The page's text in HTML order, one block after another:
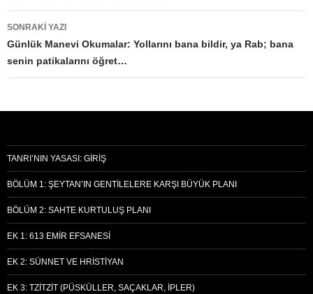
SONRAKI YAZI
Günlük Manevi Okumalar: Yollarını bana bildir, ya Rab; bana
senin patikalarını öğret…
TANRI’NIN YASASI: GIRIŞ
BÖLÜM 1: ŞEYTAN’IN GENTILELERE KARŞI BÜYÜK PLANI
BÖLÜM 2: SAHTE KURTULUŞ PLANI
EK 1: 613 EMIR EFSANESI
EK 2: SÜNNET VE HRISTIYAN
EK 3: TZITZIT (PÜSKÜLLER, SAÇAKLAR, İPLER)